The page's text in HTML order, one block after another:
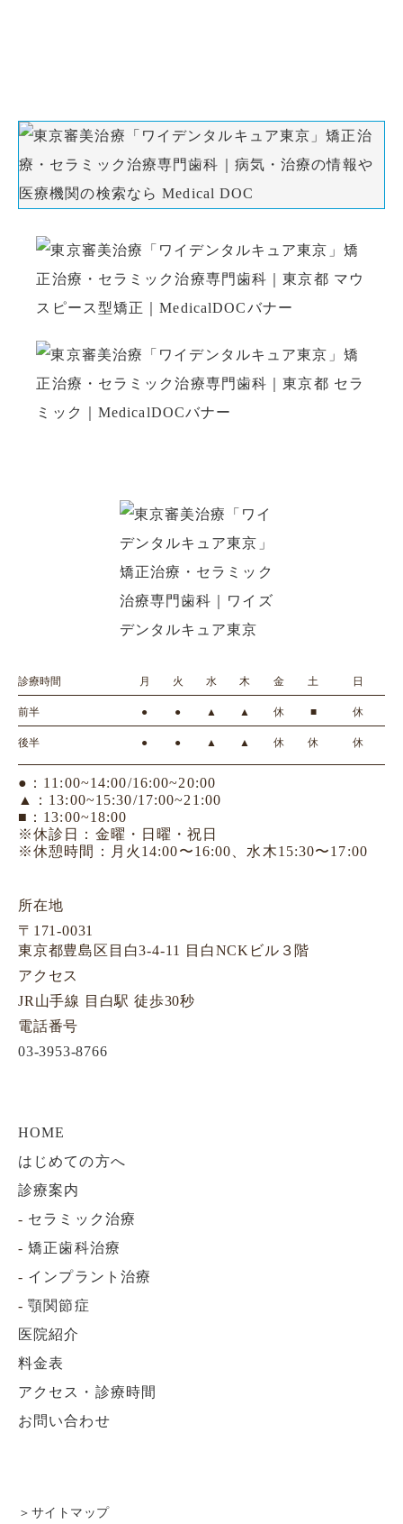
診療時間 月 火 水 木 金 土 日
前半 ● ● ▲ ▲ 休 ■ 休
後半 ● ● ▲ ▲ 休 休 休
●：11:00~14:00/16:00~20:00
▲：13:00~15:30/17:00~21:00
■：13:00~18:00
※休診日：金曜・日曜・祝日
※休憩時間：月火14:00〜16:00、水木15:30〜17:00
所在地
〒171-0031
東京都豊島区目白3-4-11 目白NCKビル３階
アクセス
JR山手線 目白駅 徒歩30秒
電話番号
03-3953-8766
HOME
はじめての方へ
診療案内
- セラミック治療
-矯正歯科治療
- インプラント治療
-顎関節症
医院紹介
料金表
アクセス・診療時間
お問い合わせ
＞サイトマップ